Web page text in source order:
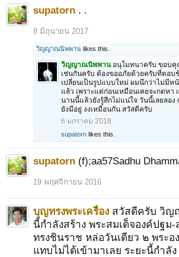
supatorn . .
8 มิถุนายน 2017
วิญญาณนิพพาน likes this.
วิญญาณนิพพาน อนุโมทนาครับ ขอบคุ
เช่นกันครับ ต้องขออภัยด้วยครับที่ตอบ
เปลี่ยนเป็นรูปแบบใหม่ ผมนึกว่าไม่มีห
แล้ว เพราะแต่ก่อนเหมือนเคยจะกดหา
นานนี้แล้วยังรู้สึกไม่แน่ใจ วันนี้เลยลอง
ยังมีอยู่ งงเหมือนกัน สวัสดีครับ
6 มกราคม 2018
supatorn likes this.
supatorn (f);aa57Sadhu
19 พฤศจิกายน 2016
บุญทรงพระเครื่อง สวัสดีครับ วิ
นี้กำลังสร้าง พระสมเด็จองค์ปฐม
ทรงชินราช หล่อวันเดียว ๒ พระอ
แทบไม่ได้เข้ามาเลย ระยะนี้กำลั